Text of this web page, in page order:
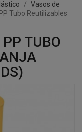
Vasos de
Tubo Reutilizables
TUBO